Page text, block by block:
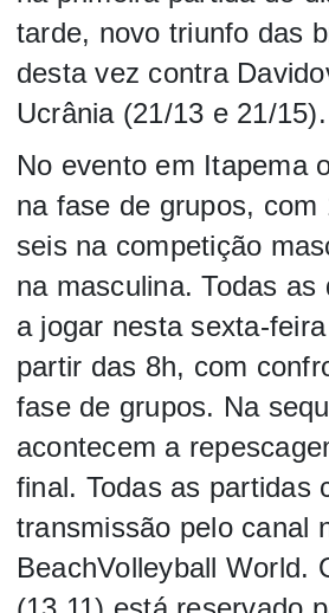
tarde, novo triunfo das
desta vez contra
Ucrânia (21/13 e 21/15).
No evento em Itapema
na fase de grupos, com
seis na competição
na masculina. Todas as
a jogar nesta sexta-
partir das 8h, com
fase de grupos. Na
acontecem a
final. Todas as partidas
transmissão pelo canal
BeachVolleyball World.